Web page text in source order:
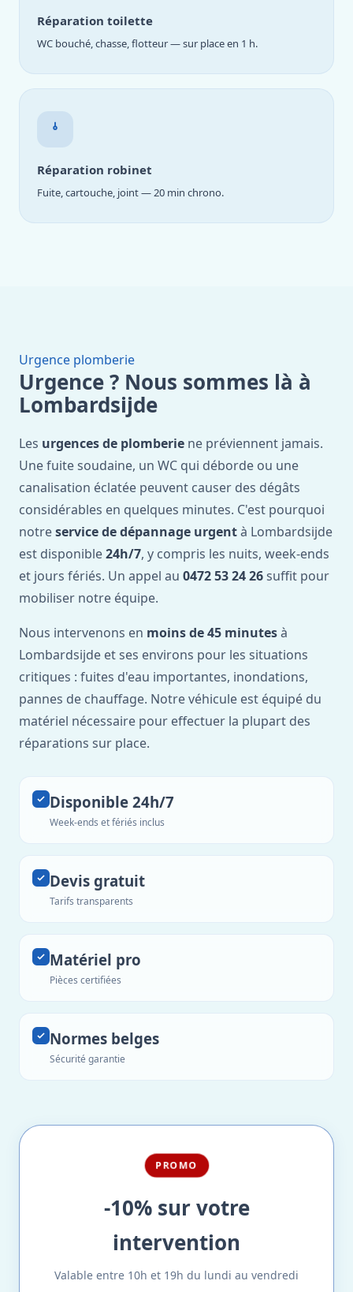
Réparation toilette
WC bouché, chasse, flotteur — sur place en 1 h.
Réparation robinet
Fuite, cartouche, joint — 20 min chrono.
Urgence plomberie
Urgence ? Nous sommes là à
Lombardsijde
Les urgences de plomberie ne préviennent jamais.
Une fuite soudaine, un WC qui déborde ou une
canalisation éclatée peuvent causer des dégâts
considérables en quelques minutes. C'est pourquoi
notreservice de dépannage urgentà Lombardsijde
est disponible24h/7, y compris les nuits, week-ends
et jours fériés. Un appel au 0472 53 24 26 suffit pour
mobiliser notre équipe.
Nous intervenons en moins de 45 minutesà
Lombardsijde et ses environs pour les situations
critiques : fuites d'eau importantes, inondations,
pannes de chauffage. Notre véhicule est équipé du
matériel nécessaire pour effectuer la plupart des
réparations sur place.
Disponible 24h/7
Week-ends et fériés inclus
Devis gratuit
Tarifs transparents
Matériel pro
Pièces certifiées
Normes belges
Sécurité garantie
PROMO
-10% sur votre
intervention
Valable entre 10h et 19h du lundi au vendredi